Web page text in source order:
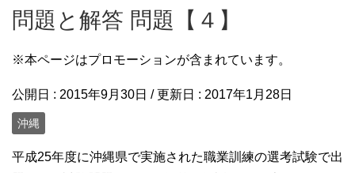
問題と解答 問題【４】
※本ページはプロモーションが含まれています。
公開日 : 2015年9月30日 / 更新日 : 2017年1月28日
沖縄
平成25年度に沖縄県で実施された職業訓練の選考試験で出